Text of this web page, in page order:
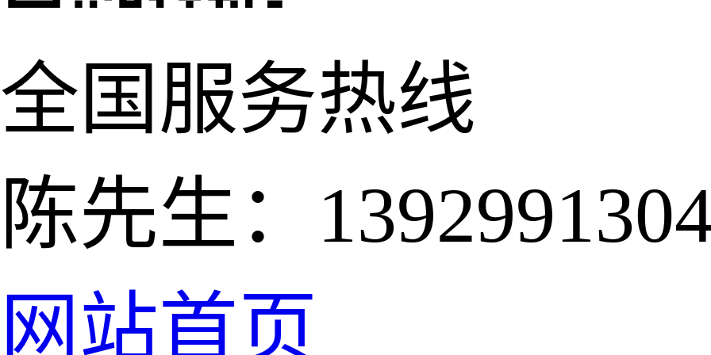
全国服务热线
陈先生：
网站首页